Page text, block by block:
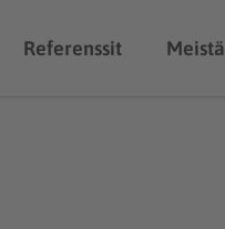
Referenssit Meistä